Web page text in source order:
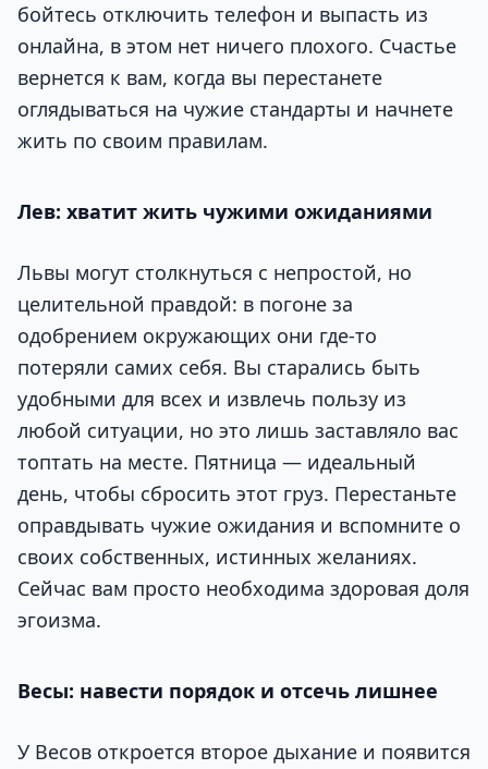
бойтесь отключить телефон и выпасть из
онлайна, в этом нет ничего плохого. Счастье
вернется к вам, когда вы перестанете
оглядываться на чужие стандарты и начнете
жить по своим правилам.
Лев: хватит жить чужими ожиданиями
Львы могут столкнуться с непростой, но
целительной правдой: в погоне за
одобрением окружающих они где-то
потеряли самих себя. Вы старались быть
удобными для всех и извлечь пользу из
любой ситуации, но это лишь заставляло вас
топтать на месте. Пятница — идеальный
день, чтобы сбросить этот груз. Перестаньте
оправдывать чужие ожидания и вспомните о
своих собственных, истинных желаниях.
Сейчас вам просто необходима здоровая доля
эгоизма.
Весы: навести порядок и отсечь лишнее
У Весов откроется второе дыхание и появится